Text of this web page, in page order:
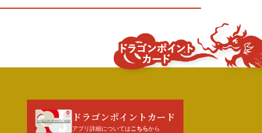
ドラゴンポイ
ント
カード
ドラゴンポイントカード
アプリ詳細についてはこちらから